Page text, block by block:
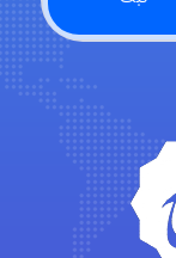
vali
fahimeh sheibani